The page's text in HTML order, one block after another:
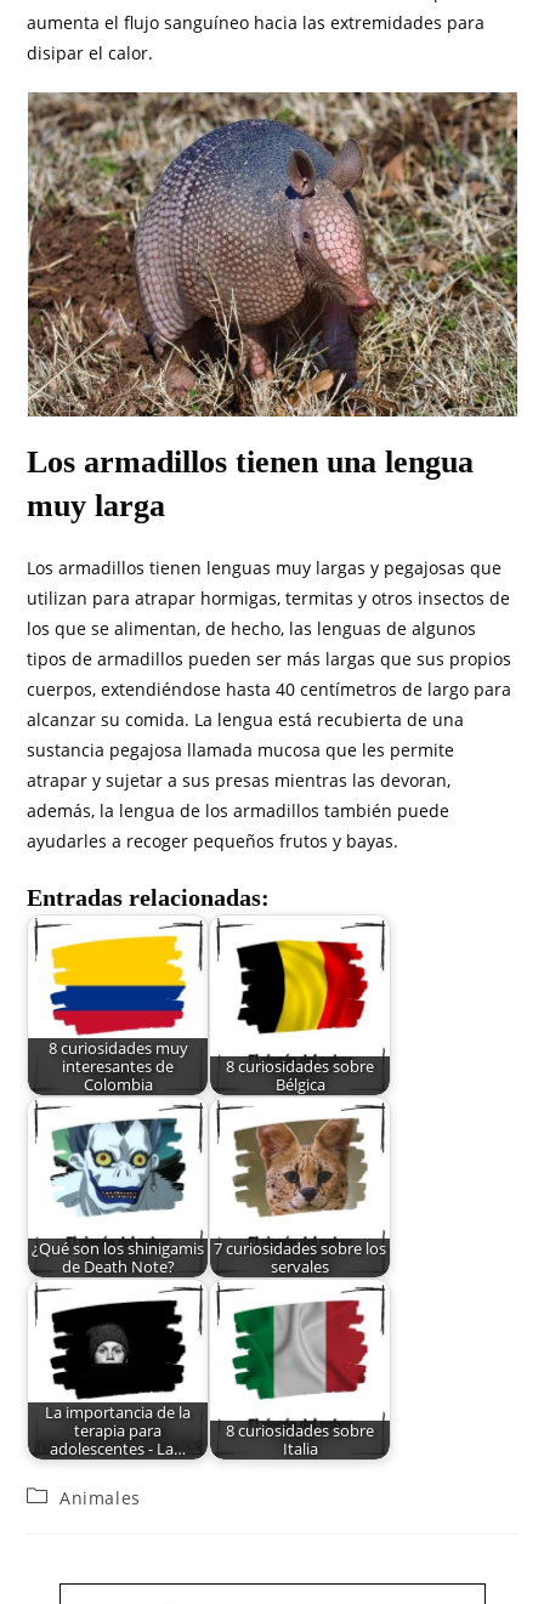
aumenta el flujo sanguíneo hacia las extremidades para
disipar el calor.
Los armadillos tienen una lengua
muy larga
Los armadillos tienen lenguas muy largas y pegajosas que
utilizan para atrapar hormigas, termitas y otros insectos de
los que se alimentan, de hecho, las lenguas de algunos
tipos de armadillos pueden ser más largas que sus propios
cuerpos, extendiéndose hasta 40 centímetros de largo para
alcanzar su comida. La lengua está recubierta de una
sustancia pegajosa llamada mucosa que les permite
atrapar y sujetar a sus presas mientras las devoran,
además, la lengua de los armadillos también puede
ayudarles a recoger pequeños frutos y bayas.
Entradas relacionadas:
8 curiosidades muy
interesantes de
Colombia
8 curiosidades sobre
Bélgica
¿Qué son los shinigamis
de Death Note?
7 curiosidades sobre los
servales
La importancia de la
terapia para
adolescentes - La…
8 curiosidades sobre
Italia
Animales